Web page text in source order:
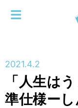
2021.4.2
「人生は
準仕様ー